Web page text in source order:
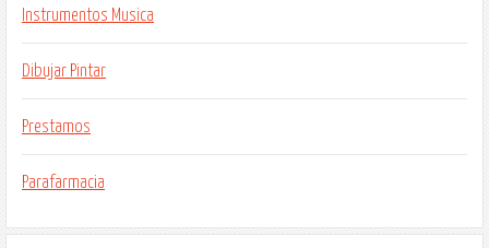
Instrumentos Musica
Dibujar Pintar
Prestamos
Parafarmacia